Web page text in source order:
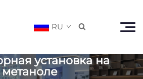
RU 
установка на
метаноле